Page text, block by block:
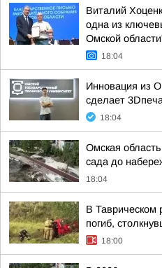
Виталий
одна из
Омской
18:04
Инновация из
сделает
18:04
Омская
сада до
18:04
В Таврическом
погиб,
18:00